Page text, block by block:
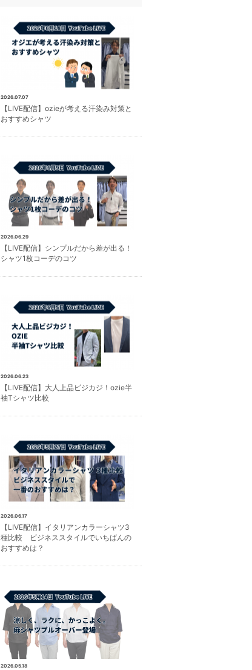
2026.07.07
【LIVE配信】ozieが考える汗染み対策と
おすすめシャツ
2026.06.29
【LIVE配信】シンプルだから差が出る！
シャツ1枚コーデのコツ
2026.06.23
【LIVE配信】大人上品ビジカジ！ozie半
袖Tシャツ比較
2026.06.17
【LIVE配信】イタリアンカラーシャツ3
種比較 ビジネススタイルでいちばんの
おすすめは？
2026.05.18